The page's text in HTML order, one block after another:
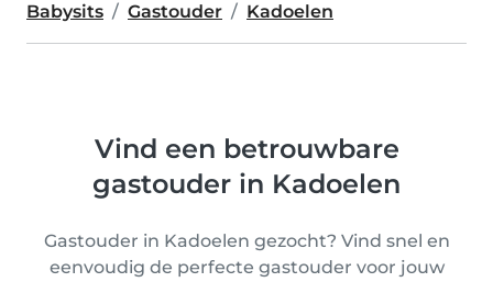
Babysits Gastouder Kadoelen
Vind een betrouwbare
gastouder in Kadoelen
Gastouder in Kadoelen gezocht? Vind snel en
eenvoudig de perfecte gastouder voor jouw